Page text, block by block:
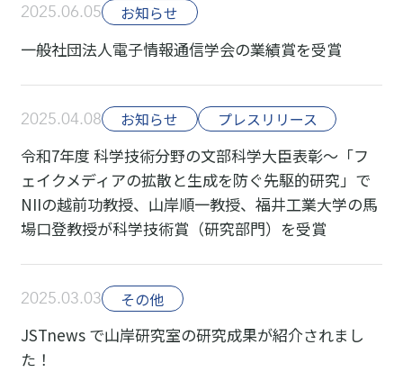
2025.06.05 お知らせ
一般社団法人電子情報通信学会の業績賞を受賞
2025.04.08 お知らせ プレスリリース
令和7年度 科学技術分野の文部科学大臣表彰～「フ
ェイクメディアの拡散と生成を防ぐ先駆的研究」で
NIIの越前功教授、山岸順一教授、福井工業大学の馬
場口登教授が科学技術賞（研究部門）を受賞
2025.03.03 その他
JSTnews で山岸研究室の研究成果が紹介されまし
た！